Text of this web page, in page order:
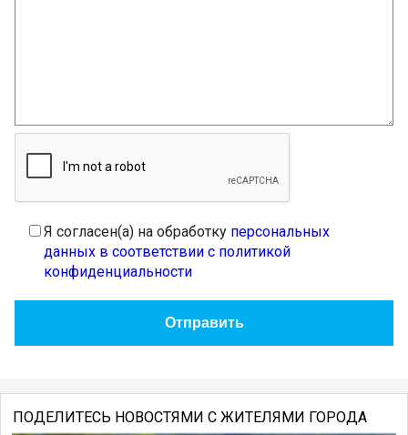
Я согласен(а) на обработку персональных
данных в соответствии с политикой
конфиденциальности
ПОДЕЛИТЕСЬ НОВОСТЯМИ С ЖИТЕЛЯМИ ГОРОДА